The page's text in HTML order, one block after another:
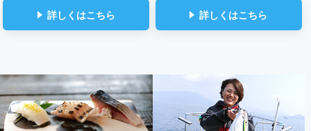
詳しくはこちら 詳しくはこちら